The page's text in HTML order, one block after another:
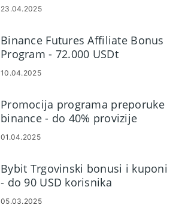
provizije
23.04.2025
Binance Futures Affiliate Bonus
Program - 72.000 USDt
10.04.2025
Promocija programa preporuke
binance - do 40% provizije
01.04.2025
Bybit Trgovinski bonusi i kuponi
- do 90 USD korisnika
05.03.2025